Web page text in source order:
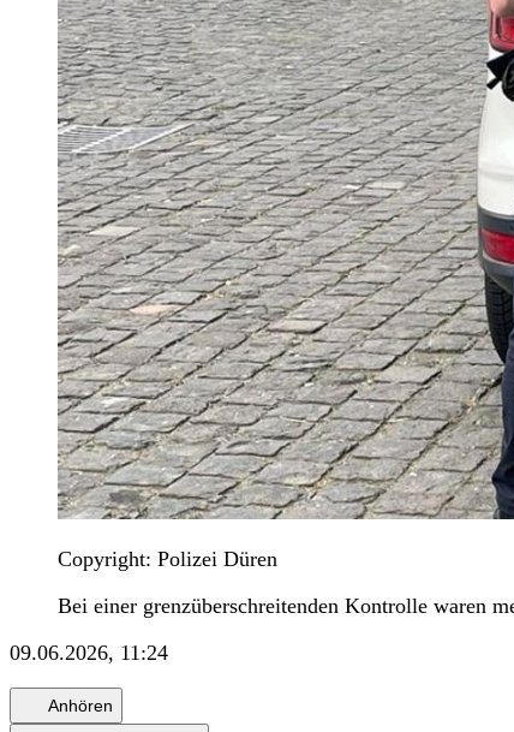
Copyright: Polizei Düren
Bei einer grenzüberschreitenden Kontrolle waren
09.06.2026, 11:24
Anhören